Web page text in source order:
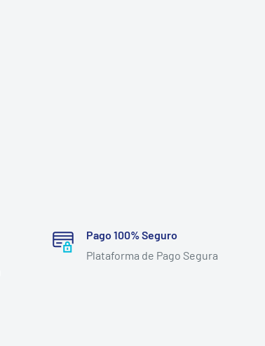
Pago 100% Seguro
Plataforma de Pago Segura